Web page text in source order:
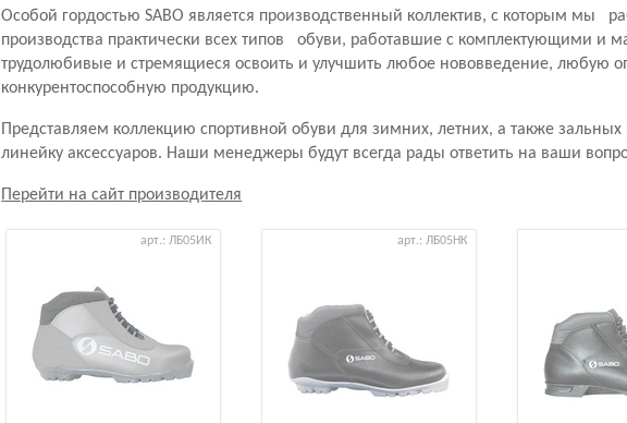
Особой гордостью SABO является производственный коллектив, с которым мы
производства практически всех типов обуви, работавшие с комплектующими и
трудолюбивые и стремящиеся освоить и улучшить любое нововведение, любую
конкурентоспособную продукцию.
Представляем коллекцию спортивной обуви для зимних, летних, а также
линейку аксессуаров. Наши менеджеры будут всегда рады ответить на ваши
Перейти на сайт производителя
арт.: ЛБ05ИК арт.: ЛБ05НК